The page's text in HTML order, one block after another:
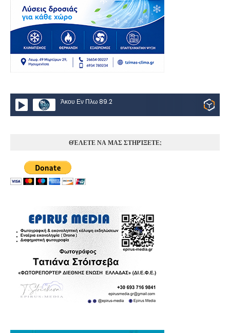
Άκου Εν Πλω 89.2
ΘΈΛΕΤΕ ΝΑ ΜΑΣ ΣΤΗΡΊΞΕΤΕ;